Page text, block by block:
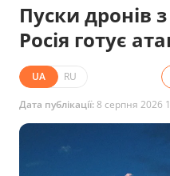
Пуски дронів
Росія готує
UA RU
Дата публікації:8 серпня 2026